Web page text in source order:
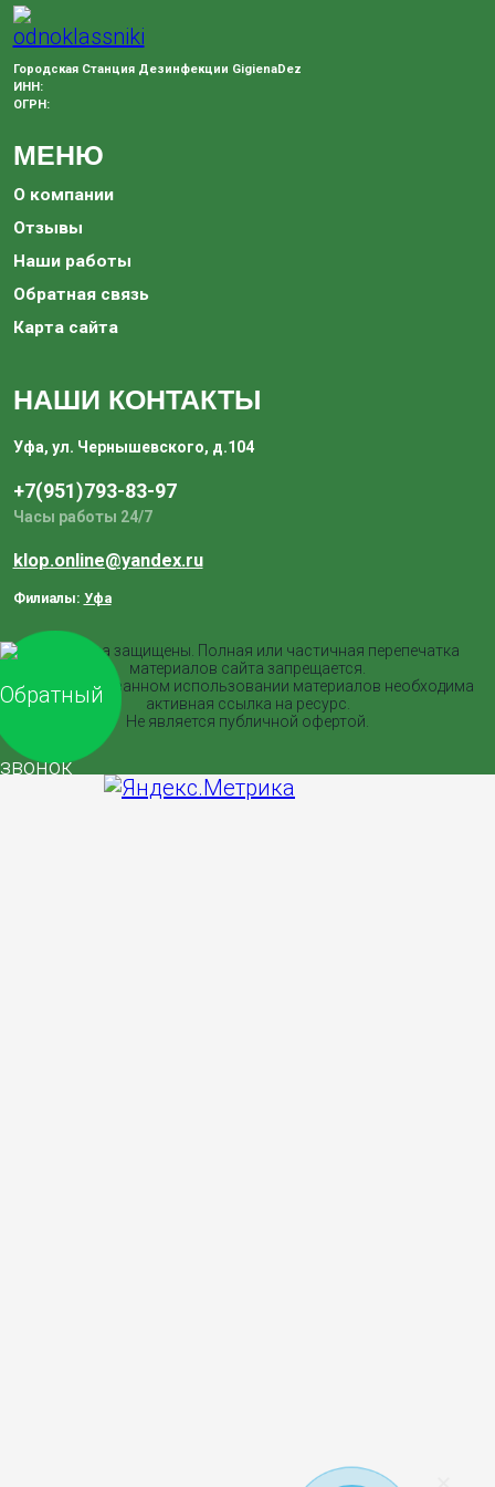
МЕНЮ
О компании
Отзывы
Наши работы
Обратная связь
Карта сайта
НАШИ КОНТАКТЫ
Уфа, ул. Чернышевского, д.104
+7(951)793-83-97‬
Часы работы 24/7
klop.online@yandex.ru
Филиалы: Уфа
Городская Станция Дезинфекции GigienaDez
ИНН:
ОГРН:
Все права защищены. Полная или частичная перепечатка
материалов сайта запрещается.
При согласованном использовании материалов необходима
активная ссылка на ресурс.
Не является публичной офертой.